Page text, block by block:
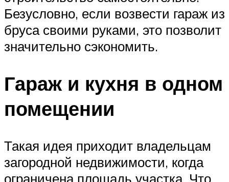
Безусловно, если возвести гараж из
бруса своими руками, это позволит
значительно сэкономить.
Гараж и кухня в одном
помещении
Такая идея приходит владельцам
загородной недвижимости, когда
ограничена площадь участка. Что